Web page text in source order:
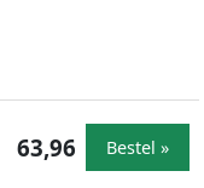
63,96 Bestel »